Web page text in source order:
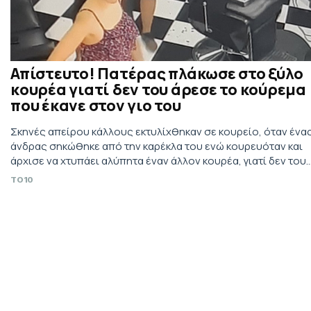
Απίστευτο! Πατέρας πλάκωσε στο ξύλο
κουρέα γιατί δεν του άρεσε το κούρεμα
που έκανε στον γιο του
Σκηνές απείρου κάλλους εκτυλίχθηκαν σε κουρείο, όταν
άνδρας σηκώθηκε από την καρέκλα του ενώ κουρευόταν και
άρχισε να χτυπάει αλύπητα έναν άλλον κουρέα, γιατί δεν του
άρεσε το κούρεμα που έκανε στον γιο του!
TO10